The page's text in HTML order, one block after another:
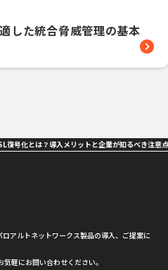
した統合脅威管理の基本
復号化とは？導入メリットと企業が知るべき注意
アルトネットワークス製品の導入、ご提案に
軽にお問い合わせください。